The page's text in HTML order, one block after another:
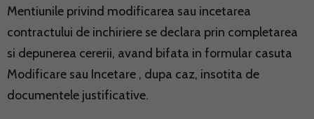
Mentiunile privind modificarea sau incetarea
contractului de inchiriere se declara prin completarea
si depunerea cererii, avand bifata in formular casuta
Modificare sau Incetare , dupa caz, insotita de
documentele justificative.